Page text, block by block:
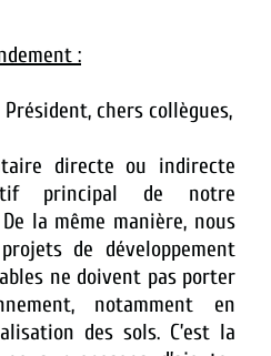
:
chers collègues,
directe ou indirecte
principal de notre
la même manière, nous
de développement
ne doivent pas porter
notamment en
des sols. C’est la